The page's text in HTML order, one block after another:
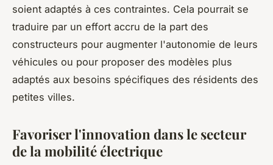
soient adaptés à ces contraintes. Cela pourrait se
traduire par un effort accru de la part des
constructeurs pour augmenter l'autonomie de leurs
véhicules ou pour proposer des modèles plus
adaptés aux besoins spécifiques des résidents des
petites villes.
Favoriser l'innovation dans le secteur
de la mobilité électrique